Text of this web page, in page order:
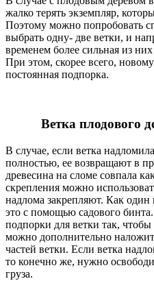
жалко терять экземпляр,
Поэтому можно попробовать
выбрать одну- две ветки, и
временем более сильная из
При этом, скорее всего,
постоянная подпорка.
Ветка плодового
В случае, если ветка
полностью, ее возвращают в
древесина на сломе совпала
скрепления можно
надлома закрепляют. Как один
это с помощью садового
подпорки для ветки так,
можно дополнительно
частей ветки. Если ветка
то конечно же, нужно
груза.